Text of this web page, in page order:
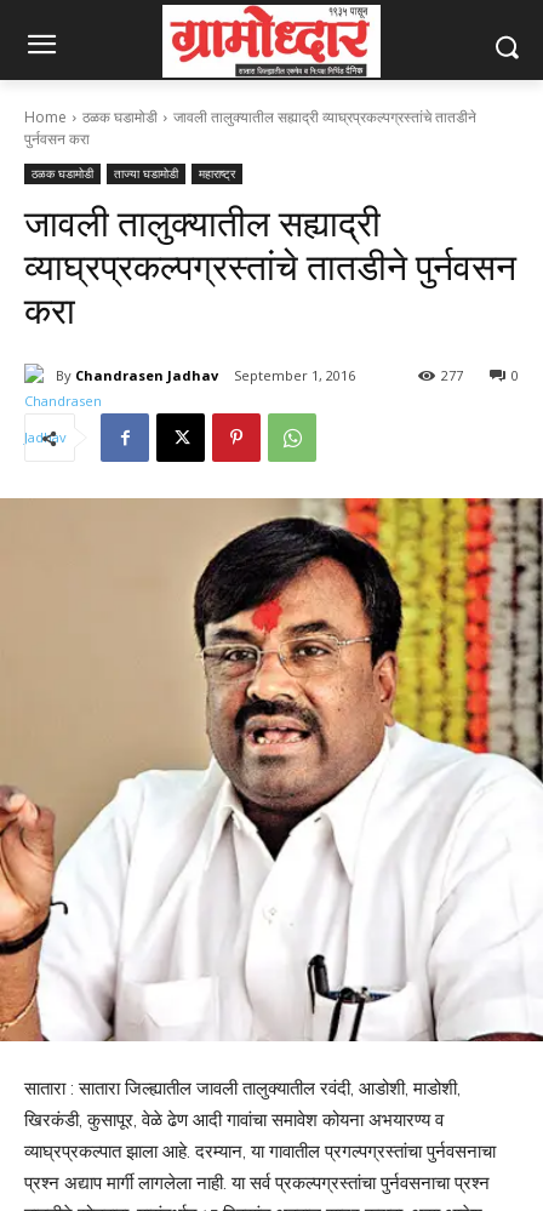
Home ठळक घडामोडी
जावली तालुक्यातील सह्याद्री व्याघ्रप्रकल्पग्रस्तांचे तातडीने
पुर्नवसन करा
ठळक घडामोडी ताज्या घडामोडी महाराष्ट्र
जावली तालुक्यातील सह्याद्री
व्याघ्रप्रकल्पग्रस्तांचे तातडीने पुर्नवसन
करा
By Chandrasen Jadhav September 1, 2016 0
277
सातारा : सातारा जिल्ह्यातील जावली तालुक्यातील रवंदी, आडोशी, माडोशी,
खिरकंडी, कुसापूर, वेळे ढेण आदी गावांचा समावेश कोयना अभयारण्य व
व्याघ्रप्रकल्पात झाला आहे. दरम्यान, या गावातील प्रगल्पग्रस्तांचा पुर्नवसनाचा
प्रश्‍न अद्याप मार्गी लागलेला नाही. या सर्व प्रकल्पग्रस्तांचा पुर्नवसनाचा प्रश्‍न